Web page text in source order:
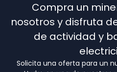
Compra un
nosotros y disfruta
de actividad y
Solicita una oferta para un